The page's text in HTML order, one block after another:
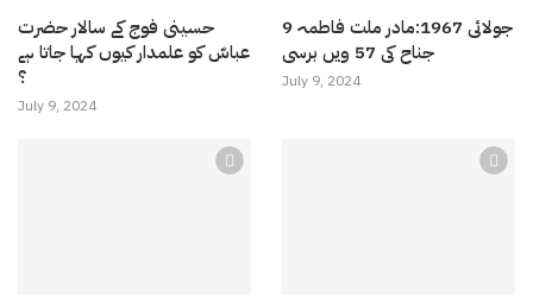
حسینی فوج کے سالار حضرت
عباسّ کو علمدار کیوں کہا جاتا ہے
؟
July 9, 2024
9 جولائی 1967:مادر ملت فاطمہ
جناح کی 57 ویں برسی
July 9, 2024